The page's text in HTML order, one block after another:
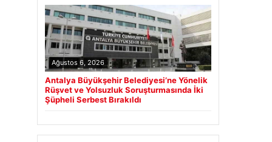
Ağustos 6, 2026
Antalya Büyükşehir Belediyesi’ne Yönelik
Rüşvet ve Yolsuzluk Soruşturmasında İki
Şüpheli Serbest Bırakıldı